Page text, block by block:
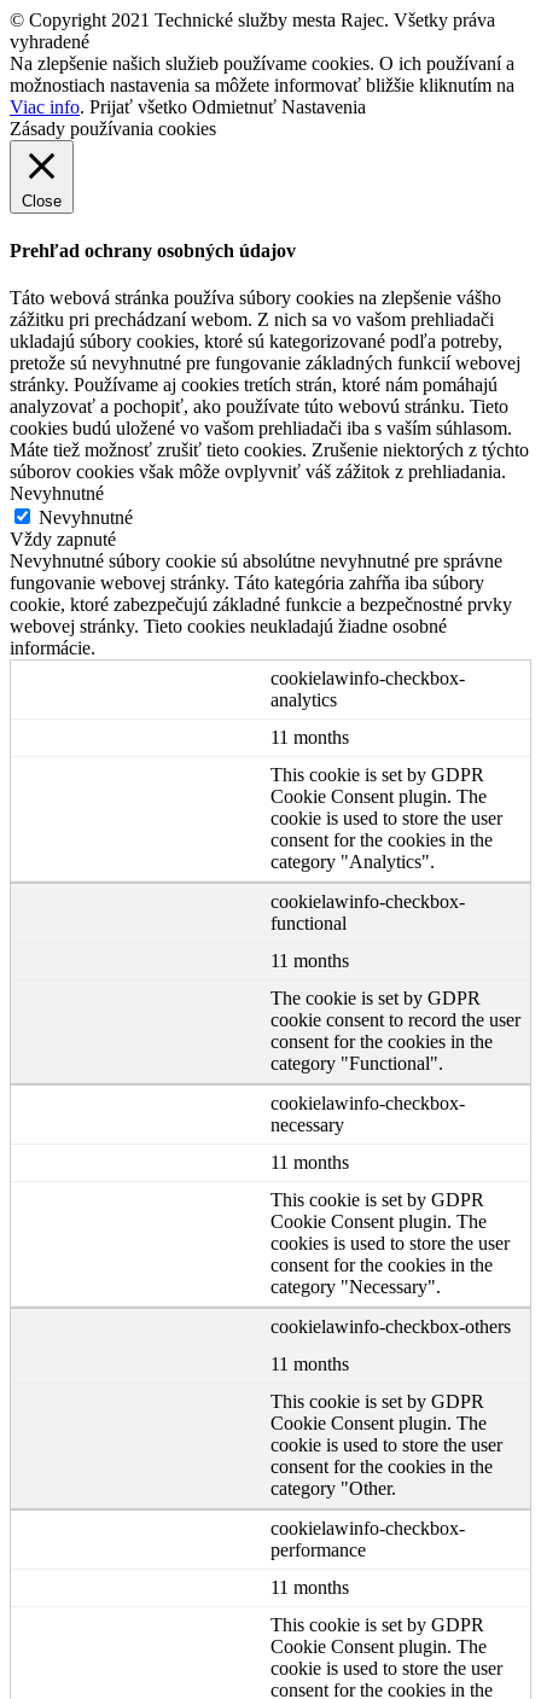
© Copyright 2021 Technické služby mesta Rajec. Všetky práva
vyhradené
Na zlepšenie našich služieb používame cookies. O ich používaní a
možnostiach nastavenia sa môžete informovať bližšie kliknutím na
Viac info. Prijať všetko Odmietnuť Nastavenia
Zásady používania cookies
Close
Prehľad ochrany osobných údajov
Táto webová stránka používa súbory cookies na zlepšenie vášho
zážitku pri prechádzaní webom. Z nich sa vo vašom prehliadači
ukladajú súbory cookies, ktoré sú kategorizované podľa potreby,
pretože sú nevyhnutné pre fungovanie základných funkcií webovej
stránky. Používame aj cookies tretích strán, ktoré nám pomáhajú
analyzovať a pochopiť, ako používate túto webovú stránku. Tieto
cookies budú uložené vo vašom prehliadači iba s vaším súhlasom.
Máte tiež možnosť zrušiť tieto cookies. Zrušenie niektorých z týchto
súborov cookies však môže ovplyvniť váš zážitok z prehliadania.
Nevyhnutné
Nevyhnutné
Vždy zapnuté
Nevyhnutné súbory cookie sú absolútne nevyhnutné pre správne
fungovanie webovej stránky. Táto kategória zahŕňa iba súbory
cookie, ktoré zabezpečujú základné funkcie a bezpečnostné prvky
webovej stránky. Tieto cookies neukladajú žiadne osobné
informácie.
cookielawinfo-checkbox-
analytics
11 months
This cookie is set by GDPR
Cookie Consent plugin. The
cookie is used to store the user
consent for the cookies in the
category "Analytics".
cookielawinfo-checkbox-
functional
11 months
The cookie is set by GDPR
cookie consent to record the user
consent for the cookies in the
category "Functional".
cookielawinfo-checkbox-
necessary
11 months
This cookie is set by GDPR
Cookie Consent plugin. The
cookies is used to store the user
consent for the cookies in the
category "Necessary".
cookielawinfo-checkbox-others
11 months
This cookie is set by GDPR
Cookie Consent plugin. The
cookie is used to store the user
consent for the cookies in the
category "Other.
cookielawinfo-checkbox-
performance
11 months
This cookie is set by GDPR
Cookie Consent plugin. The
cookie is used to store the user
consent for the cookies in the